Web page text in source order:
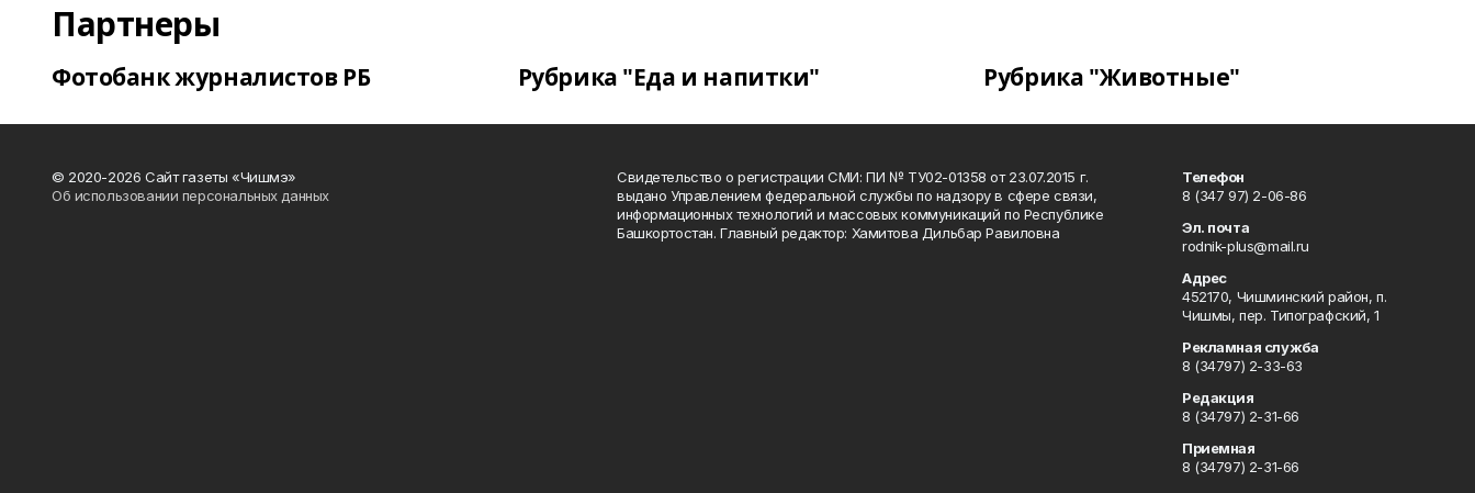
Партнеры
Фотобанк журналистов РБ Рубрика "Еда и напитки" Рубрика "Животные"
© 2020-2026 Сайт газеты «Чишмэ»
Об использовании персональных данных
Свидетельство о регистрации СМИ: ПИ № ТУ02-01358 от 23.07.2015 г.
выдано Управлением федеральной службы по надзору в сфере связи,
информационных технологий и массовых коммуникаций по Республике
Башкортостан. Главный редактор: Хамитова Дильбар Равиловна
Телефон
8 (347 97) 2-06-86
Эл. почта
rodnik-plus@mail.ru
Адрес
452170, Чишминский район, п.
Чишмы, пер. Типографский, 1
Рекламная служба
8 (34797) 2-33-63
Редакция
8 (34797) 2-31-66
Приемная
8 (34797) 2-31-66